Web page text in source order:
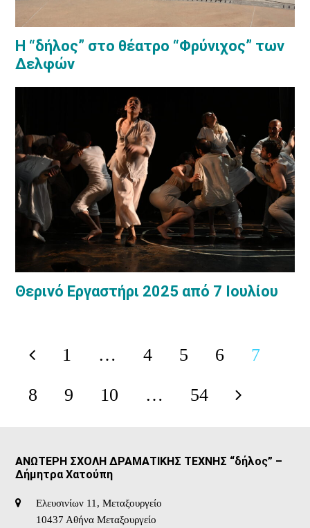
Η “δήλος” στο θέατρο “Φρύνιχος” των
Δελφών
Θερινό Εργαστήρι 2025 από 7 Ιουλίου
PreviousPage
1 … Page
4 Page
5 Page
6 Page
7
Page
8 Page
9 Page
10 … Page
54 Next
ΑΝΩΤΕΡΗ ΣΧΟΛΗ ΔΡΑΜΑΤΙΚΗΣ ΤΕΧΝΗΣ “δήλος” –
Δήμητρα Χατούπη
Ελευσινίων 11, Μεταξουργείο
10437 Αθήνα Μεταξουργείο